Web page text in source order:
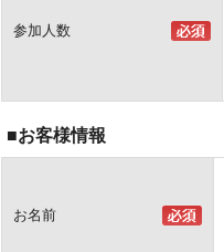
参加人数
■お客様情報
お名前